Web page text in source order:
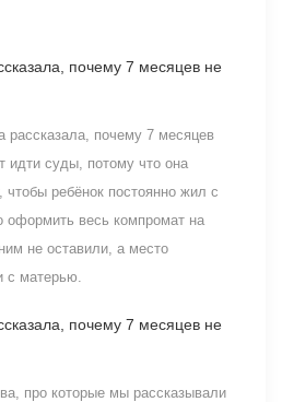
рассказала, почему 7 месяцев
идти суды, потому что она
чтобы ребёнок постоянно жил с
оформить весь компромат на
не оставили, а место
с матерью.
про которые мы рассказывали